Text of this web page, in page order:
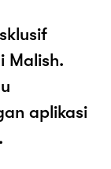
Malish.
aplikasi